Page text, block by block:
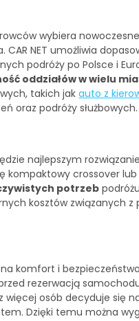
wybiera
NET umożliwia
podróży po Polsce i
oddziałów w wielu
takich jakauto z
oraz podróży służbowych.
najlepszym
kompaktowy crossover
potrzeb
kosztów związanych z
komfort i
rezerwacją
więcej osób decyduje się
Dzięki temu można